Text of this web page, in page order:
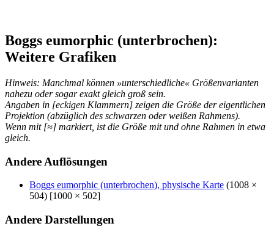
Boggs eumorphic (unterbrochen):
Weitere Grafiken
Hinweis: Manchmal können »unterschiedliche« Größenvarianten
nahezu oder sogar exakt gleich groß sein.
Angaben in [eckigen Klammern] zeigen die Größe der eigentlichen
Projektion (abzüglich des schwarzen oder weißen Rahmens).
Wenn mit [≈] markiert, ist die Größe mit und ohne Rahmen in etwa
gleich.
Andere Auflösungen
Boggs eumorphic (unterbrochen), physische Karte (1008 ×
504) [1000 × 502]
Andere Darstellungen